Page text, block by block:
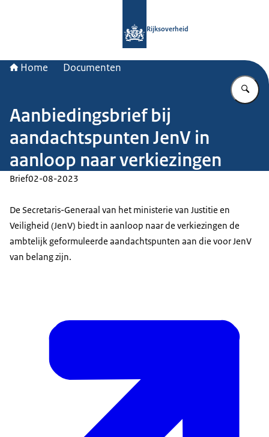
Rijksoverheid
Home Documenten
Aanbiedingsbrief bij
aandachtspunten JenV in
aanloop naar verkiezingen
Brief02-08-2023
De Secretaris-Generaal van het ministerie van Justitie en
Veiligheid (JenV) biedt in aanloop naar de verkiezingen de
ambtelijk geformuleerde aandachtspunten aan die voor JenV
van belang zijn.